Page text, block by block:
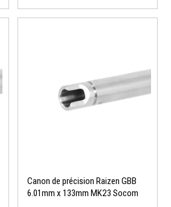
Canon de précision Raizen GBB
6.01mm x 133mm MK23 Socom